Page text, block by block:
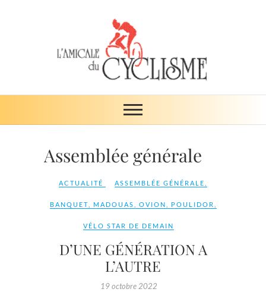
Amicale du
cyclisme
Assemblée générale
ACTUALITÉ ASSEMBLÉE GÉNÉRALE
BANQUET MADOUAS OVION POULIDOR
VÉLO STAR DE DEMAIN
D’UNE GÉNÉRATION A
L’AUTRE
19 octobre 2022